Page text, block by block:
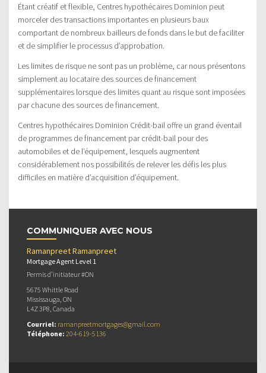
Étant créatif et flexible, Centres hypothécaires Dominion peut
morceler des transactions importantes en plusieurs baux
comportant de nombreux bailleurs de fonds dans le but de faciliter
et de simplifier le processus d’approbation.
Les limites de risque ne sont pas un problème, car nous présentons
simplement au locataire des sources de financement
supplémentaires lorsque des limites quant au risque sont imposées
par chacune des sources de financement.
Centres hypothécaires Dominion Crédit-bail offre un grand éventail
de programmes de financement par crédit-bail pour des
automobiles et de l’équipement, lesquels augmentent
considérablement nos possibilités de relever les défis les plus
difficiles en matière d’acquisition d’équipement.
COMMUNIQUER AVEC NOUS
Ramanpreet Ramanpreet
Mortgage Agent Level 1
Permis d’initiateur #ON
5675 Whittle Road
Mississauga, ON
L4Z 3P8, Canada
Courriel: ramanpreetmortgages@gmail.com
Téléphone: 204-619-5136